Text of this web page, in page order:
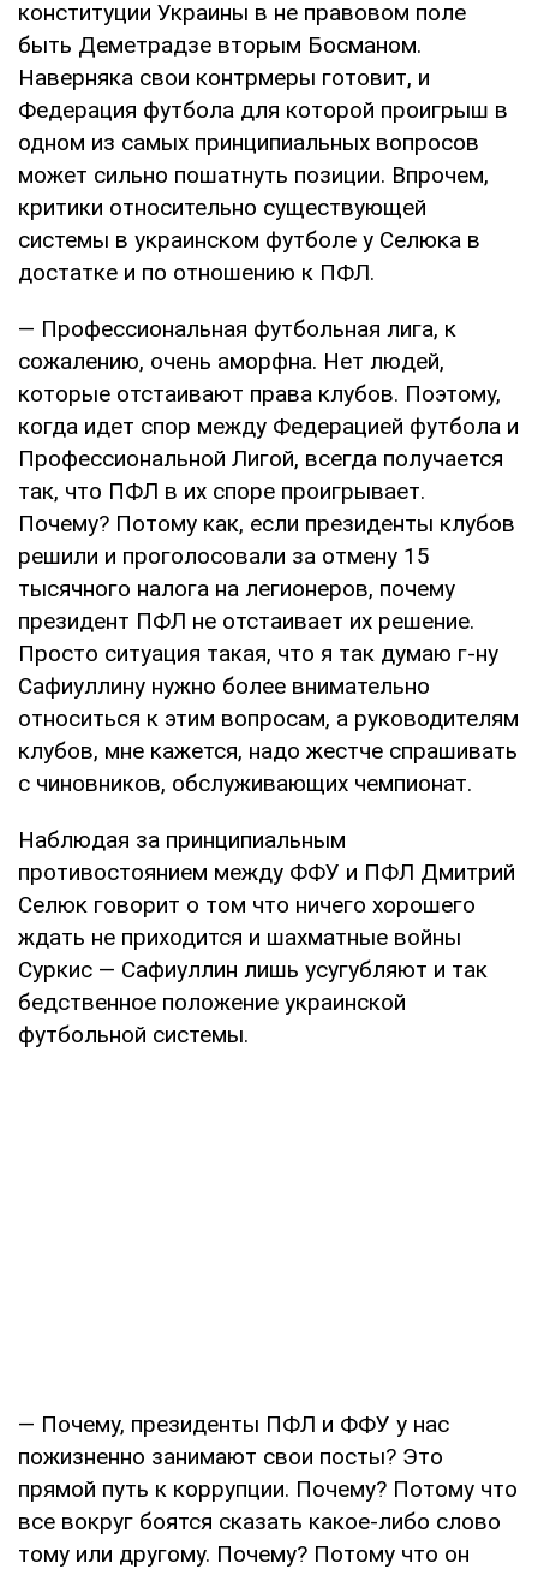
конституции Украины в не правовом поле
быть Деметрадзе вторым Босманом.
Наверняка свои контрмеры готовит, и
Федерация футбола для которой проигрыш в
одном из самых принципиальных вопросов
может сильно пошатнуть позиции. Впрочем,
критики относительно существующей
системы в украинском футболе у Селюка в
достатке и по отношению к ПФЛ.
— Профессиональная футбольная лига, к
сожалению, очень аморфна. Нет людей,
которые отстаивают права клубов. Поэтому,
когда идет спор между Федерацией футбола и
Профессиональной Лигой, всегда получается
так, что ПФЛ в их споре проигрывает.
Почему? Потому как, если президенты клубов
решили и проголосовали за отмену 15
тысячного налога на легионеров, почему
президент ПФЛ не отстаивает их решение.
Просто ситуация такая, что я так думаю г-ну
Сафиуллину нужно более внимательно
относиться к этим вопросам, а руководителям
клубов, мне кажется, надо жестче спрашивать
с чиновников, обслуживающих чемпионат.
Наблюдая за принципиальным
противостоянием между ФФУ и ПФЛ Дмитрий
Селюк говорит о том что ничего хорошего
ждать не приходится и шахматные войны
Суркис — Сафиуллин лишь усугубляют и так
бедственное положение украинской
футбольной системы.
— Почему, президенты ПФЛ и ФФУ у нас
пожизненно занимают свои посты? Это
прямой путь к коррупции. Почему? Потому что
все вокруг боятся сказать какое-либо слово
тому или другому. Почему? Потому что он